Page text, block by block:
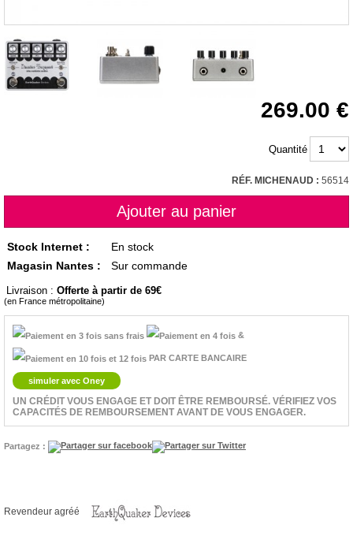
269.00
Quantité
RÉF. MICHENAUD : 56514
Stock Internet :
En stock
Magasin Nantes :
Sur commande
Livraison : Offerte à partir de 69
(en France métropolitaine)
&
PAR CARTE BANCAIRE
simuler avec Oney
UN CRÉDIT VOUS ENGAGE ET DOIT ÊTRE REMBOURSÉ. VÉRIFIEZ VOS
CAPACITÉS DE REMBOURSEMENT AVANT DE VOUS ENGAGER.
Partagez :
Revendeur agréé